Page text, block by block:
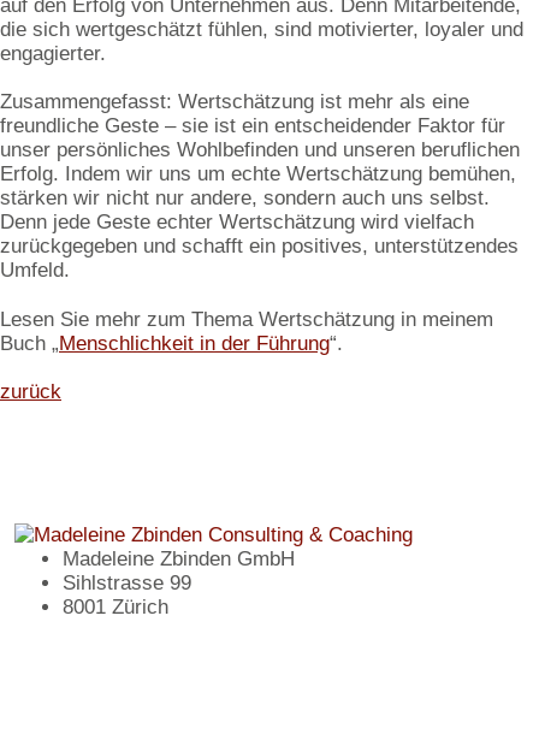
auf den Erfolg von Unternehmen aus. Denn Mitarbeitende,
die sich wertgeschätzt fühlen, sind motivierter, loyaler und
engagierter.
Zusammengefasst: Wertschätzung ist mehr als eine
freundliche Geste – sie ist ein entscheidender Faktor für
unser persönliches Wohlbefinden und unseren beruflichen
Erfolg. Indem wir uns um echte Wertschätzung bemühen,
stärken wir nicht nur andere, sondern auch uns selbst.
Denn jede Geste echter Wertschätzung wird vielfach
zurückgegeben und schafft ein positives, unterstützendes
Umfeld.
Lesen Sie mehr zum Thema Wertschätzung in meinem
Buch „Menschlichkeit in der Führung“.
zurück
Madeleine Zbinden GmbH
Sihlstrasse 99
8001 Zürich